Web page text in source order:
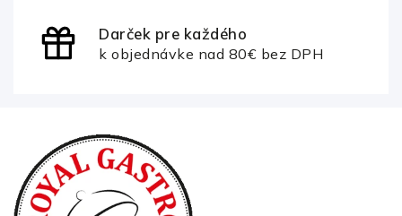
Darček pre každého
k objednávke nad 80€ bez DPH